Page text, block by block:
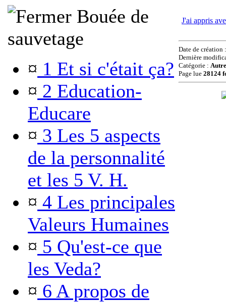
Bouée de
sauvetage
¤ 1 Et si c'était ça?
¤ 2 Education-
Educare
¤ 3 Les 5 aspects
de la personnalité
et les 5 V. H.
¤ 4 Les principales
Valeurs Humaines
¤ 5 Qu'est-ce que
les Veda?
¤ 6 A propos de
J'ai appris
Date de création
Dernière
Catégorie :
Page lue 28124